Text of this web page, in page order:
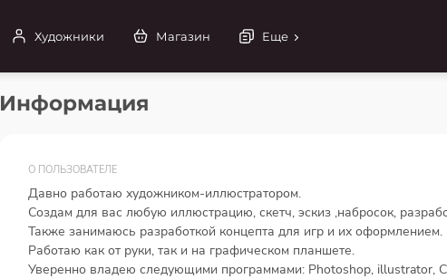
Художники Магазин Еще
Информация
О ПОЛЬЗОВАТЕЛЕ
Давно работаю художником-иллюстратором.
Создам для вас любую иллюстрацию, скетч, эскиз ,набросок,
Также занимаюсь разработкой концепта для игр и их оформлением.
Работаю как от руки, так и на графическом планшете.
Уверенно владею следующими программами: Photoshop, illustrator,